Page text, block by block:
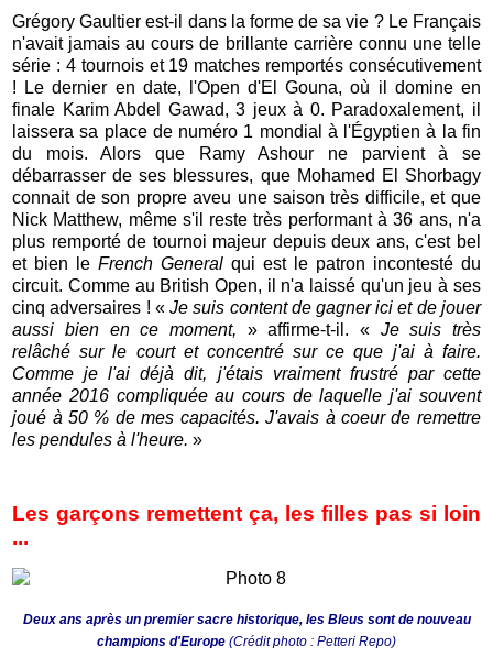
Grégory Gaultier est-il dans la forme de sa vie ? Le Français
n'avait jamais au cours de brillante carrière connu une telle
série : 4 tournois et 19 matches remportés consécutivement
! Le dernier en date, l'Open d'El Gouna, où il domine en
finale Karim Abdel Gawad, 3 jeux à 0. Paradoxalement, il
laissera sa place de numéro 1 mondial à l'Égyptien à la fin
du mois. Alors que Ramy Ashour ne parvient à se
débarrasser de ses blessures, que Mohamed El Shorbagy
connait de son propre aveu une saison très difficile, et que
Nick Matthew, même s'il reste très performant à 36 ans, n'a
plus remporté de tournoi majeur depuis deux ans, c'est bel
et bien leFrench General qui est le patron incontesté du
circuit. Comme au British Open, il n'a laissé qu'un jeu à ses
cinq adversaires ! «Je suis content de gagner ici et de jouer
aussi bien en ce moment, » affirme-t-il. « Je suis très
relâché sur le court et concentré sur ce que j'ai à faire.
Comme je l'ai déjà dit, j'étais vraiment frustré par cette
année 2016 compliquée au cours de laquelle j'ai souvent
joué à 50 % de mes capacités. J'avais à coeur de remettre
les pendules à l'heure. »
Les garçons remettent ça, les filles pas si loin
...
Deux ans après un premier sacre historique, les Bleus sont de nouveau
champions d'Europe (Crédit photo : Petteri Repo)